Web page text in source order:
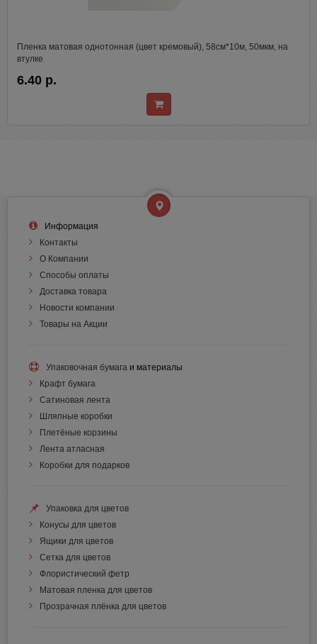
Пленка матовая однотонная (цвет кремовый), 58см*10м, 50мкм, на
втулке
6.40 р.
Информация
Контакты
О Компании
Способы оплаты
Доставка товара
Новости компании
Товары на Акции
Упаковочная бумага и материалы
Крафт бумага
Сатиновая лента
Шляпные коробки
Плетёные корзины
Лента атласная
Коробки для подарков
Упаковка для цветов
Конусы для цветов
Ящики для цветов
Сетка для цветов
Флористический фетр
Матовая пленка для цветов
Прозрачная плёнка для цветов